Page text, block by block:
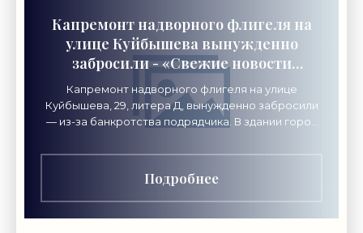
Капремонт надворного флигеля на
улице Куйбышева вынужденно
забросили - «Свежие новости
строительства»
Капремонт надворного флигеля на улице
Куйбышева, 29, литера Д, вынужденно забросили
— из-за банкротства подрядчика. В здании город
индустрий «Локон».
Подробнее